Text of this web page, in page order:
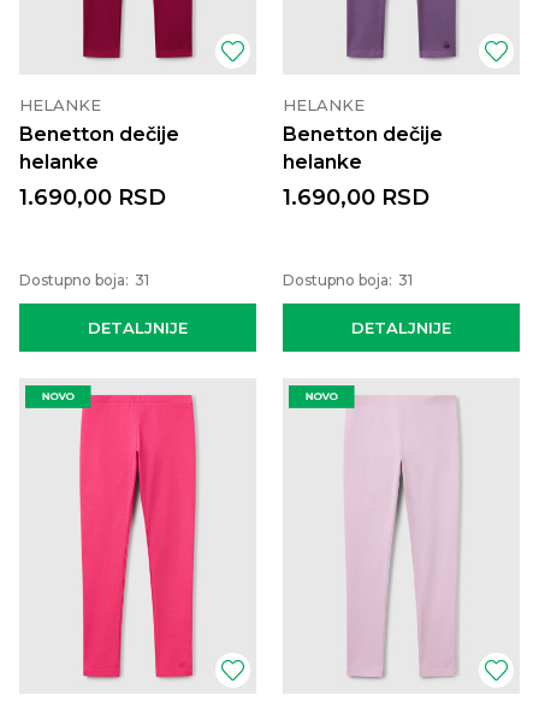
HELANKE
Benetton dečije
helanke
DETALJNIJE
1.690,00 RSD
Dostupno boja: 31
HELANKE
Benetton dečije
helanke
DETALJNIJE
1.690,00 RSD
Dostupno boja: 31